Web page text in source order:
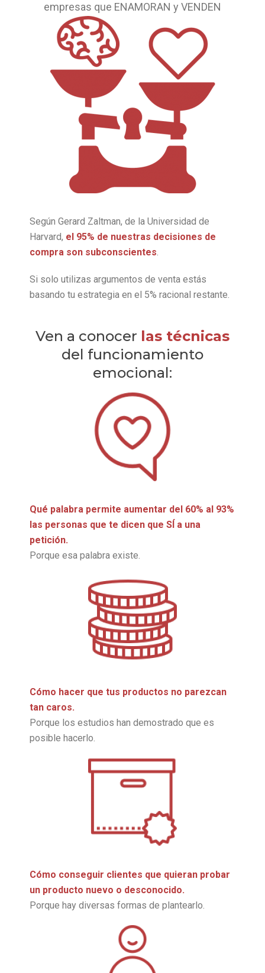
empresas que ENAMORAN y VENDEN
Según Gerard Zaltman, de la Universidad de
Harvard, el 95% de nuestras decisiones de
compra son subconscientes.
Si solo utilizas argumentos de venta estás
basando tu estrategia en el 5% racional restante.
Ven a conocer las técnicas
del funcionamiento
emocional:
Qué palabra permite aumentar del 60% al 93%
las personas que te dicen que SÍ a una
petición.
Porque esa palabra existe.
Cómo hacer que tus productos no parezcan
tan caros.
Porque los estudios han demostrado que es
posible hacerlo.
Cómo conseguir clientes que quieran probar
un producto nuevo o desconocido.
Porque hay diversas formas de plantearlo.